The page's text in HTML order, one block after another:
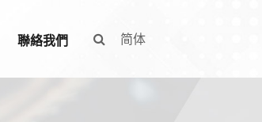
聯絡我們 简体